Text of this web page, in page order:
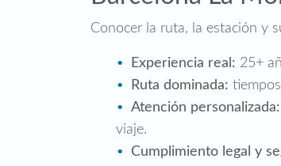
Conocer la ruta, la estación y
Experiencia real: 25+
Ruta dominada:
Atención personalizada:
viaje.
Cumplimiento legal y